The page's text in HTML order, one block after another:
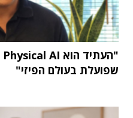
שפועלת בעולם הפיזי"